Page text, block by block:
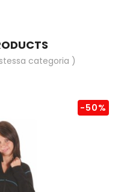
categoria )
-50%